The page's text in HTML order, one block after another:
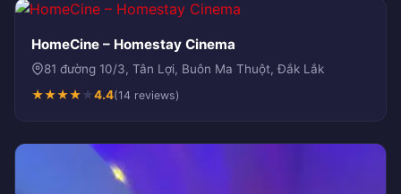
HomeCine – Homestay Cinema
81 đường 10/3, Tân Lợi, Buôn Ma Thuột, Đắk Lắk
★★★★★4.4(14 reviews)